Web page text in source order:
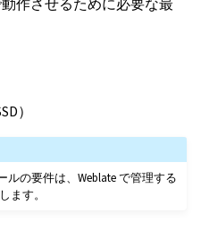
）
ルの要件は、Weblate で管理する
ます。